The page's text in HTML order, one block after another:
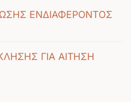
ΕΝΔΙΑΦΕΡΟΝΤΟΣ
ΓΙΑ ΑΙΤΗΣΗ